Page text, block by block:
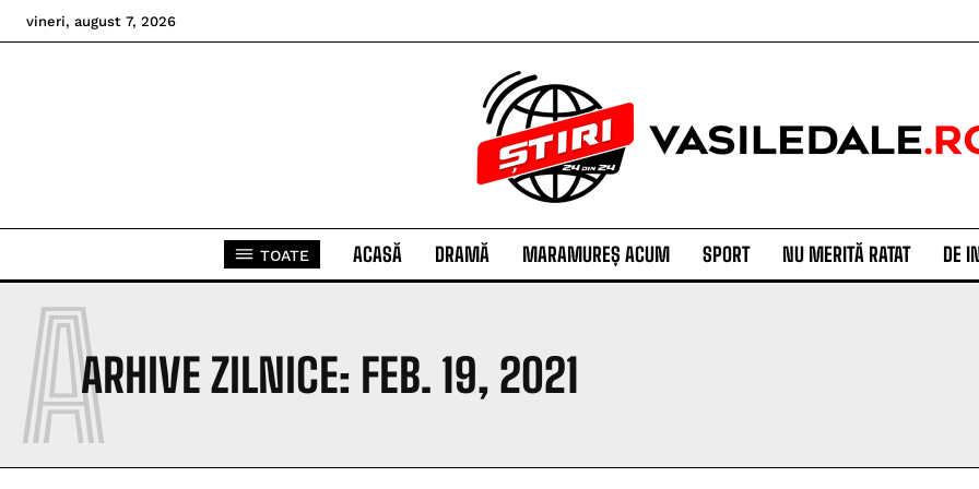
vineri, august 7, 2026
TOATE ACASĂ DRAMĂ MARAMUREȘ ACUM SPORT NU MERITĂ RATAT DE
ARHIVE ZILNICE: FEB. 19, 2021
A